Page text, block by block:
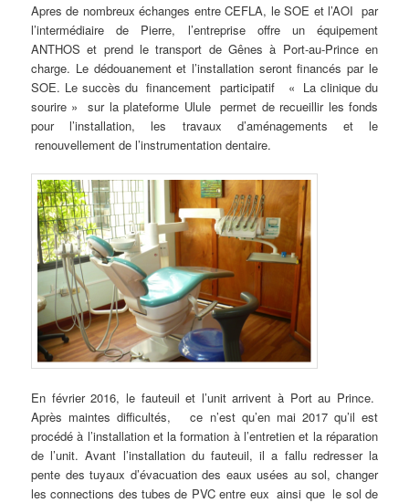
Apres de nombreux échanges entre CEFLA, le SOE et l’AOI par
l’intermédiaire de Pierre, l’entreprise offre un équipement
ANTHOS et prend le transport de Gênes à Port-au-Prince en
charge. Le dédouanement et l’installation seront financés par le
SOE. Le succès du financement participatif « La clinique du
sourire » sur la plateforme Ulule permet de recueillir les fonds
pour l’installation, les travaux d’aménagements et le
renouvellement de l’instrumentation dentaire.
En février 2016, le fauteuil et l’unit arrivent à Port au Prince.
Après maintes difficultés, ce n’est qu’en mai 2017 qu’il est
procédé à l’installation et la formation à l’entretien et la réparation
de l’unit. Avant l’installation du fauteuil, il a fallu redresser la
pente des tuyaux d’évacuation des eaux usées au sol, changer
les connections des tubes de PVC entre eux ainsi que le sol de